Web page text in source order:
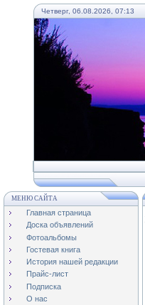
Четверг, 06.08.2026, 07:13
МЕНЮ САЙТА
Главная страница
Доска объявлений
Фотоальбомы
Гостевая книга
История нашей редакции
Прайс-лист
Подписка
О нас